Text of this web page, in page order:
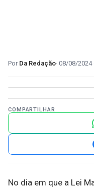
Da Redação 08/08/2024
COMPARTILHAR
No dia em que a Lei